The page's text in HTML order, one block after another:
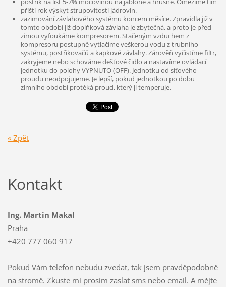
příští rok výskyt strupovitosti jádrovin.
zazimování závlahového systému koncem měsíce. Zpravidla již v
tomto období již doplňková závlaha je zbytečná, a proto je před
zimou vyfoukáme kompresorem. Stačeným vzduchem z
kompresoru postupně vytlačíme veškerou vodu z trubního
systému, postřikovačů a kapkové závlahy. Zárověň vyčistíme filtr,
zakryjeme nebo schováme dešťové čidlo a nastavíme ovládací
jednotku do polohy VYPNUTO (OFF). Jednotku od síťového
proudu neodpojujeme. Je lepší, pokud jednotkou po dobu
zimního období protéká proud, který ji temperuje.
« Zpět
Kontakt
Ing. Martin Makal
Praha
+420 777 060 917
Pokud Vám telefon nebudu zvedat, tak jsem pravděpodobně
na stromě. Zkuste mi prosím zaslat sms nebo email. A mějte